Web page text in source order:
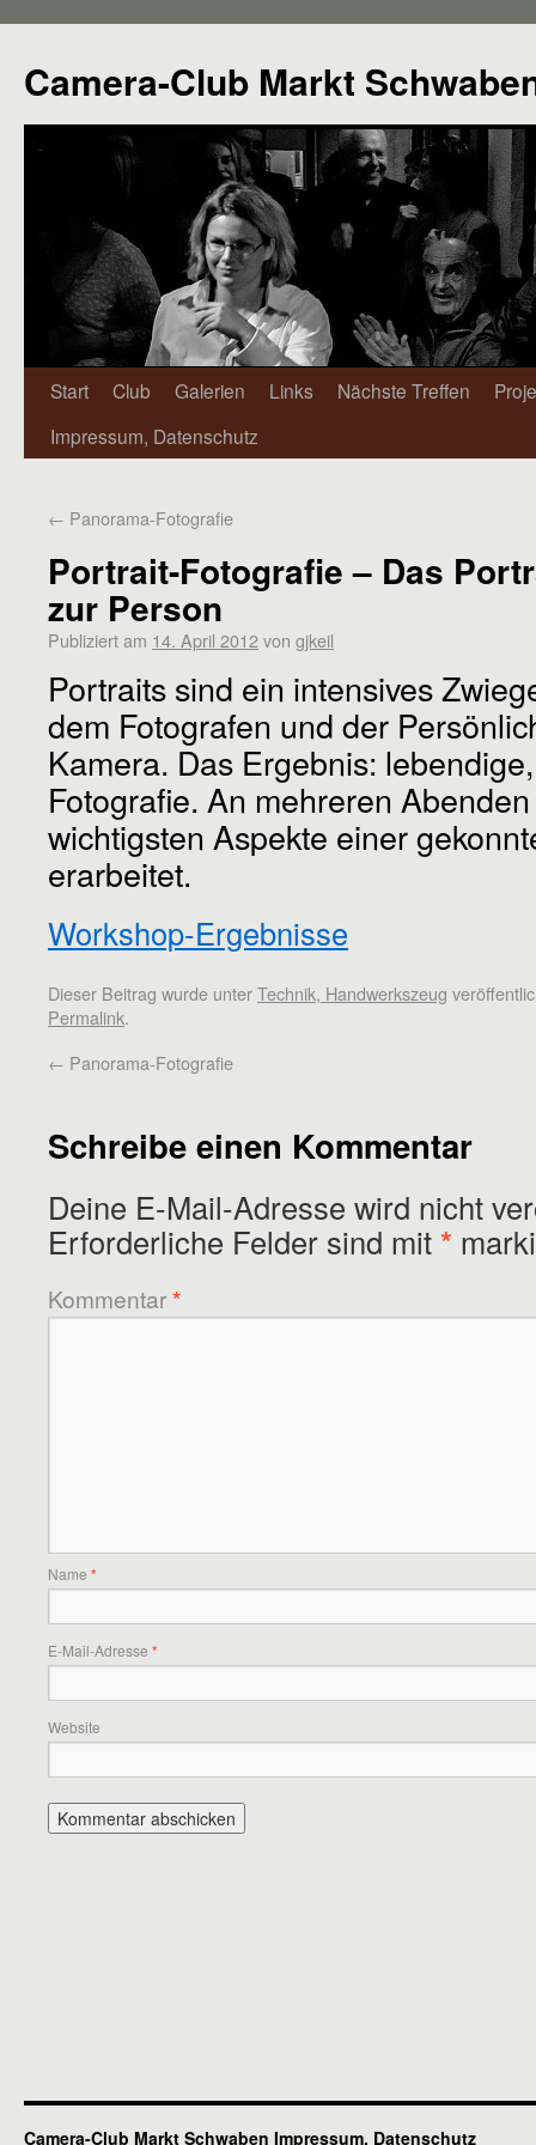
Camera-Club Markt
Start Club Galerien Links Nächste Treffen
Impressum, Datenschutz
← Panorama-Fotografie
Portrait-Fotografie – Das
zur Person
Publiziert am 14. April 2012von gjkeil
Portraits sind ein intensives
dem Fotografen und der
Kamera. Das Ergebnis:
Fotografie. An mehreren
wichtigsten Aspekte einer
erarbeitet.
Workshop-Ergebnisse
Dieser Beitrag wurde unterTechnik, Handwerkszeug
Permalink.
← Panorama-Fotografie
Schreibe einen Kommentar
Deine E-Mail-Adresse wird nicht
Erforderliche Felder sind mit*
Kommentar*
Name *
E-Mail-Adresse *
Website
Camera-Club Markt Schwaben Impressum, Datenschutz